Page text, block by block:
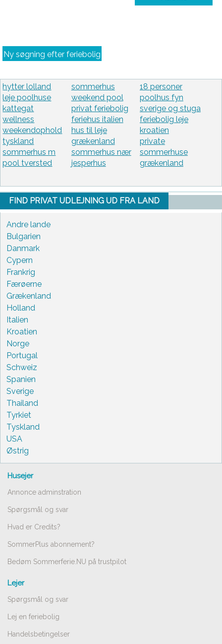
Ny søgning efter feriebolig
hytter lolland
leje poolhuse
kattegat
wellness
weekendophold
tyskland
sommerhus m
pool tversted
sommerhus
weekend pool
privat feriebolig
feriehus italien
hus til leje
grækenland
sommerhus nær
jesperhus
18 personer
poolhus fyn
sverige og stuga
feriebolig leje
kroatien
private
sommerhuse
grækenland
FIND PRIVAT UDLEJNING UD FRA LAND
Andre lande
Bulgarien
Danmark
Cypern
Frankrig
Færøerne
Grækenland
Holland
Italien
Kroatien
Norge
Portugal
Schweiz
Spanien
Sverige
Thailand
Tyrkiet
Tyskland
USA
Østrig
Husejer
Annonce adminstration
Spørgsmål og svar
Hvad er Credits?
SommerPlus abonnement?
Bedøm Sommerferie.NU på trustpilot
Lejer
Spørgsmål og svar
Lej en feriebolig
Handelsbetingelser